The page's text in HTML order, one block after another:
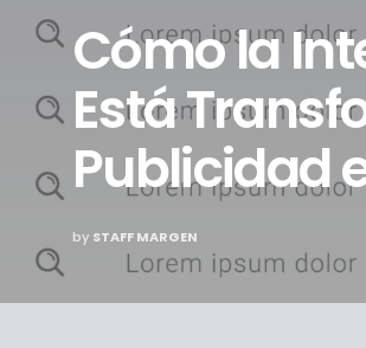
Cómo la
Está
Publicidad
by STAFF MARGEN